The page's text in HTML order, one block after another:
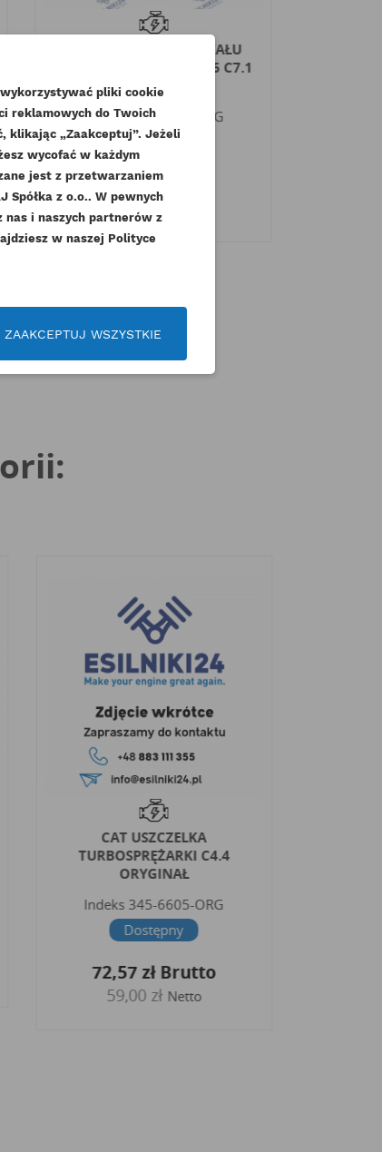
CAT USZCZELNIENIE WAŁU
KORBOWGO PRZÓD C6.6 C7.1
ORYGINAŁ
Indeks 277-3013-ORG
Dostępny
72,57 złBrutto
59,00 zł
CAT USZCZELKA
TURBOSPRĘŻARKI C4.4
ORYGINAŁ
Indeks 345-6605-ORG
Dostępny
72,57 złBrutto
59,00 zł Netto
pliki cookie
reklamowych do Twoich
klikając „Zaakceptuj”. Jeżeli
wycofać w każdym
jest z przetwarzaniem
Spółka z o.o.. W pewnych
nas i naszych partnerów z
w naszej Polityce
ZAAKCEPTUJ WSZYSTKIE